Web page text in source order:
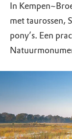
In
met taurossen,
pony’s. Een